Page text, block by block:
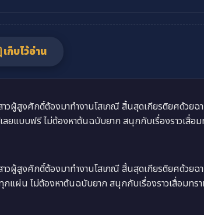
เก็บไว้อ่าน
ผู้สูงศักดิ์ต้องมาทำงานโสเภณี สิ้นสุดเกียรติยศด้วยฉ
ยแบบฟรี ไม่ต้องหาต้นฉบับยาก สนุกกับเรื่องราวเสื่อ
ผู้สูงศักดิ์ต้องมาทำงานโสเภณี สิ้นสุดเกียรติยศด้วยฉ
กแผ่น ไม่ต้องหาต้นฉบับยาก สนุกกับเรื่องราวเสื่อมทร